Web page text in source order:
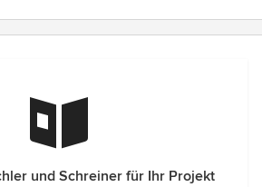
und Schreiner für Ihr Projekt